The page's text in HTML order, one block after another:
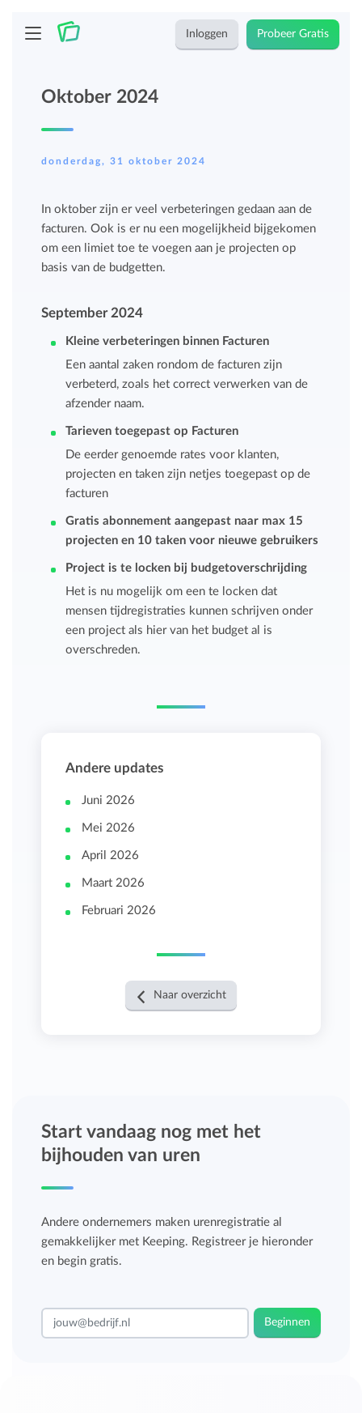
Inloggen Probeer Gratis
Oktober 2024
donderdag, 31 oktober 2024
In oktober zijn er veel verbeteringen gedaan aan de
facturen. Ook is er nu een mogelijkheid bijgekomen
om een limiet toe te voegen aan je projecten op
basis van de budgetten.
September 2024
Kleine verbeteringen binnen Facturen
Een aantal zaken rondom de facturen zijn
verbeterd, zoals het correct verwerken van de
afzender naam.
Tarieven toegepast op Facturen
De eerder genoemde rates voor klanten,
projecten en taken zijn netjes toegepast op de
facturen
Gratis abonnement aangepast naar max 15
projecten en 10 taken voor nieuwe gebruikers
Project is te locken bij budgetoverschrijding
Het is nu mogelijk om een te locken dat
mensen tijdregistraties kunnen schrijven onder
een project als hier van het budget al is
overschreden.
Andere updates
Juni 2026
Mei 2026
April 2026
Maart 2026
Februari 2026
Naar overzicht
Start vandaag nog met het
bijhouden van uren
Andere ondernemers maken urenregistratie al
gemakkelijker met Keeping. Registreer je hieronder
en begin gratis.
Beginnen